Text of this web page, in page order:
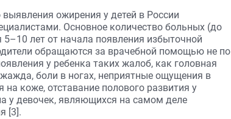
ожирения у детей в России
Основное количество больных (до
лет от начала появления избыточной
обращаются за врачебной помощью не по
у ребенка таких жалоб, как головная
боли в ногах, неприятные ощущения в
коже, отставание полового развития у
у девочек, являющихся на самом деле
[3].